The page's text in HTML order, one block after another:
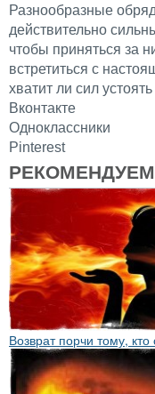
Разнообразные
действительно
чтобы приняться за
встретиться с
хватит ли сил
Вконтакте
Одноклассники
Pinterest
Возврат порчи тому,